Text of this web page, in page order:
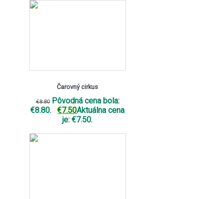
Čarovný cirkus
€8.80 Pôvodná cena bola:
€8.80.
€7.50Aktuálna cena
je: €7.50.